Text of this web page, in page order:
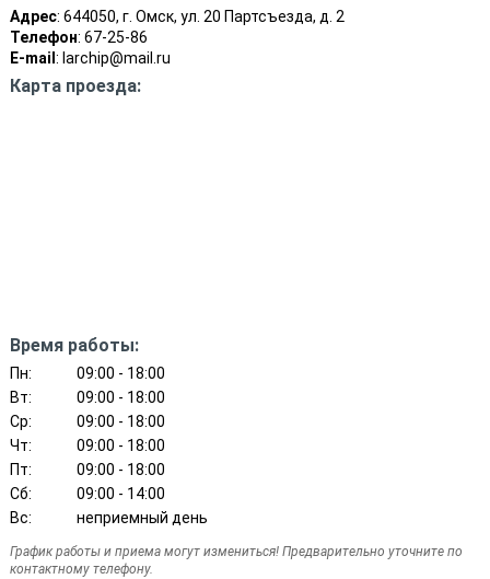
Адрес: 644050, г. Омск, ул. 20 Партсъезда, д. 2
Телефон: 67-25-86
E-mail : larchip@mail.ru
Карта проезда:
Время работы:
Пн:
09:00 - 18:00
Вт:
09:00 - 18:00
Ср:
09:00 - 18:00
Чт:
09:00 - 18:00
Пт:
09:00 - 18:00
Сб:
09:00 - 14:00
Вс:
неприемный день
График работы и приема могут измениться! Предварительно уточните по
контактному телефону.